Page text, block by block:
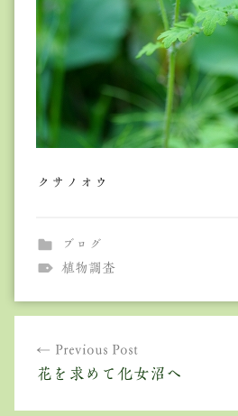
クサノオウ
ブログ
植物調査
Previous Post
花を求めて化女沼へ